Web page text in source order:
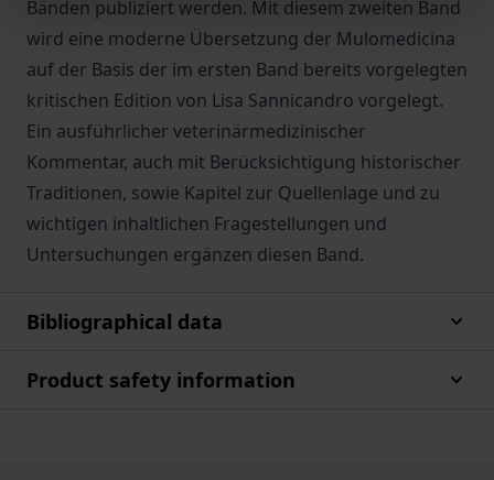
Bänden publiziert werden. Mit diesem zweiten Band
wird eine moderne Übersetzung der Mulomedicina
auf der Basis der im ersten Band bereits vorgelegten
kritischen Edition von Lisa Sannicandro vorgelegt.
Ein ausführlicher veterinärmedizinischer
Kommentar, auch mit Berücksichtigung historischer
Traditionen, sowie Kapitel zur Quellenlage und zu
wichtigen inhaltlichen Fragestellungen und
Untersuchungen ergänzen diesen Band.
Bibliographical data
Product safety information